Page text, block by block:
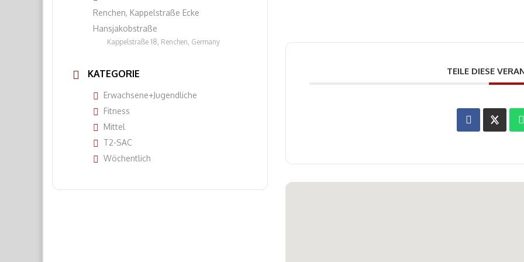
Renchen, Kappelstraße Ecke
Hansjakobstraße
Kappelstraße 18, Renchen, Germany
KATEGORIE
Erwachsene+Jugendliche
Fitness
Mittel
T2-SAC
Wöchentlich
TEILE DIESE